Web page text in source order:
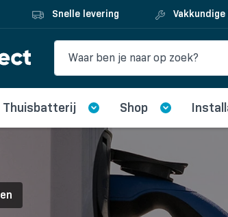
Snelle levering
Thuisbatterij Shop